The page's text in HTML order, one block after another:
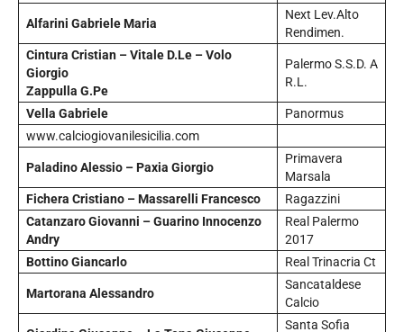
Alfarini Gabriele Maria
Next Lev.Alto
Rendimen.
Cintura Cristian – Vitale D.Le – Volo
Giorgio
Zappulla G.Pe
Palermo S.S.D. A
R.L.
Vella Gabriele
Panormus
www.calciogiovanilesicilia.com
Paladino Alessio – Paxia Giorgio
Primavera
Marsala
Fichera Cristiano – Massarelli Francesco
Ragazzini
Catanzaro Giovanni – Guarino Innocenzo
Andry
Real Palermo
2017
Bottino Giancarlo
Real Trinacria Ct
Martorana Alessandro
Sancataldese
Calcio
Santa Sofia